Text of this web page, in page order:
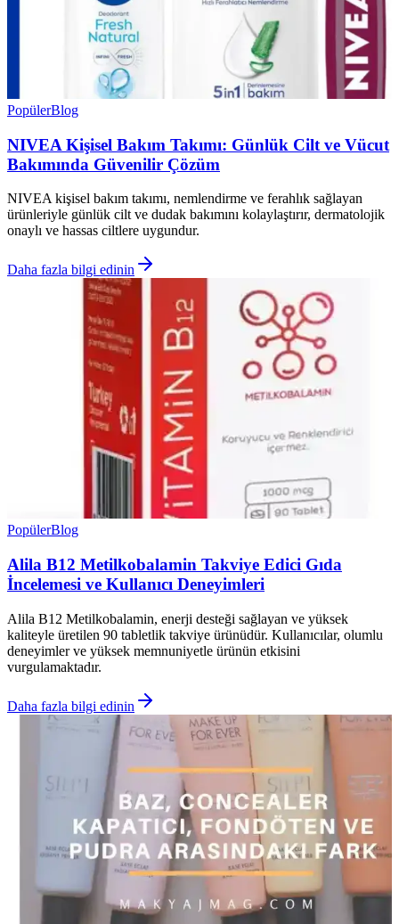
PopülerBlog
NIVEA Kişisel Bakım Takımı: Günlük Cilt ve Vücut
Bakımında Güvenilir Çözüm
NIVEA kişisel bakım takımı, nemlendirme ve ferahlık sağlayan
ürünleriyle günlük cilt ve dudak bakımını kolaylaştırır, dermatolojik
onaylı ve hassas ciltlere uygundur.
Daha fazla bilgi edinin
PopülerBlog
Alila B12 Metilkobalamin Takviye Edici Gıda
İncelemesi ve Kullanıcı Deneyimleri
Alila B12 Metilkobalamin, enerji desteği sağlayan ve yüksek
kaliteyle üretilen 90 tabletlik takviye ürünüdür. Kullanıcılar, olumlu
deneyimler ve yüksek memnuniyetle ürünün etkisini
vurgulamaktadır.
Daha fazla bilgi edinin